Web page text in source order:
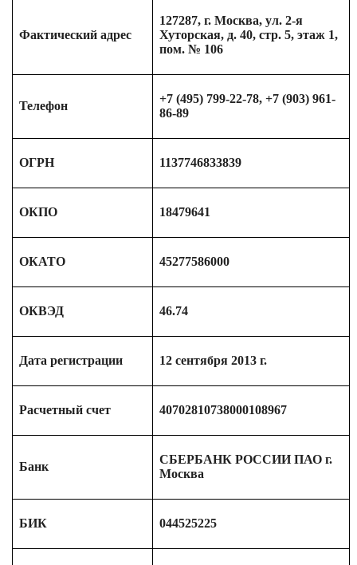
Фактический адрес
127287, г. Москва, ул. 2-я
Хуторская, д. 40, стр. 5, этаж 1,
пом. № 106
Телефон
+7 (495) 799-22-78, +7 (903) 961-
86-89
ОГРН 1137746833839
ОКПО 18479641
ОКАТО 45277586000
ОКВЭД 46.74
Дата регистрации 12 сентября 2013 г.
Расчетный счет 40702810738000108967
Банк
СБЕРБАНК РОССИИ ПАО г.
Москва
БИК 044525225